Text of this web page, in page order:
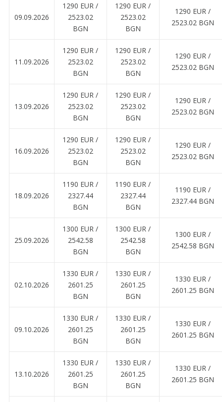
09.09.2026
1290 EUR ∕
2523.02
BGN
1290 EUR ∕
2523.02
BGN
1290 EUR ∕
2523.02 BGN
11.09.2026
1290 EUR ∕
2523.02
BGN
1290 EUR ∕
2523.02
BGN
1290 EUR ∕
2523.02 BGN
13.09.2026
1290 EUR ∕
2523.02
BGN
1290 EUR ∕
2523.02
BGN
1290 EUR ∕
2523.02 BGN
16.09.2026
1290 EUR ∕
2523.02
BGN
1290 EUR ∕
2523.02
BGN
1290 EUR ∕
2523.02 BGN
18.09.2026
1190 EUR ∕
2327.44
BGN
1190 EUR ∕
2327.44
BGN
1190 EUR ∕
2327.44 BGN
25.09.2026
1300 EUR ∕
2542.58
BGN
1300 EUR ∕
2542.58
BGN
1300 EUR ∕
2542.58 BGN
02.10.2026
1330 EUR ∕
2601.25
BGN
1330 EUR ∕
2601.25
BGN
1330 EUR ∕
2601.25 BGN
09.10.2026
1330 EUR ∕
2601.25
BGN
1330 EUR ∕
2601.25
BGN
1330 EUR ∕
2601.25 BGN
13.10.2026
1330 EUR ∕
2601.25
BGN
1330 EUR ∕
2601.25
BGN
1330 EUR ∕
2601.25 BGN